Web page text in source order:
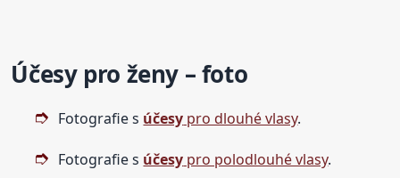
Účesy pro ženy – foto
Fotografie s účesy pro dlouhé vlasy.
Fotografie s účesy pro polodlouhé vlasy.